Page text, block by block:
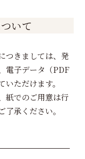
いて
つきましては、発
電子データ（PDF
ただけます。
紙でのご用意は行
承ください。